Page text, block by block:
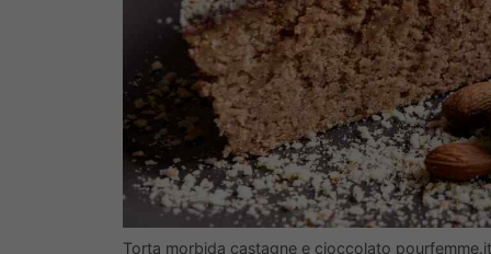
Torta morbida castagne e cioccolato pourfemme.it